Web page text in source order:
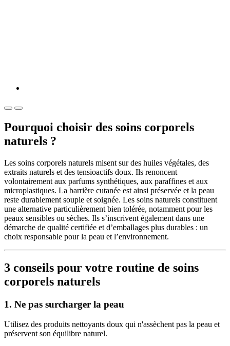
Pourquoi choisir des soins corporels
naturels ?
Les soins corporels naturels misent sur des huiles végétales, des
extraits naturels et des tensioactifs doux. Ils renoncent
volontairement aux parfums synthétiques, aux paraffines et aux
microplastiques. La barrière cutanée est ainsi préservée et la peau
reste durablement souple et soignée. Les soins naturels constituent
une alternative particulièrement bien tolérée, notamment pour les
peaux sensibles ou sèches. Ils s’inscrivent également dans une
démarche de qualité certifiée et d’emballages plus durables : un
choix responsable pour la peau et l’environnement.
3 conseils pour votre routine de soins
corporels naturels
1. Ne pas surcharger la peau
Utilisez des produits nettoyants doux qui n'assèchent pas la peau et
préservent son équilibre naturel.